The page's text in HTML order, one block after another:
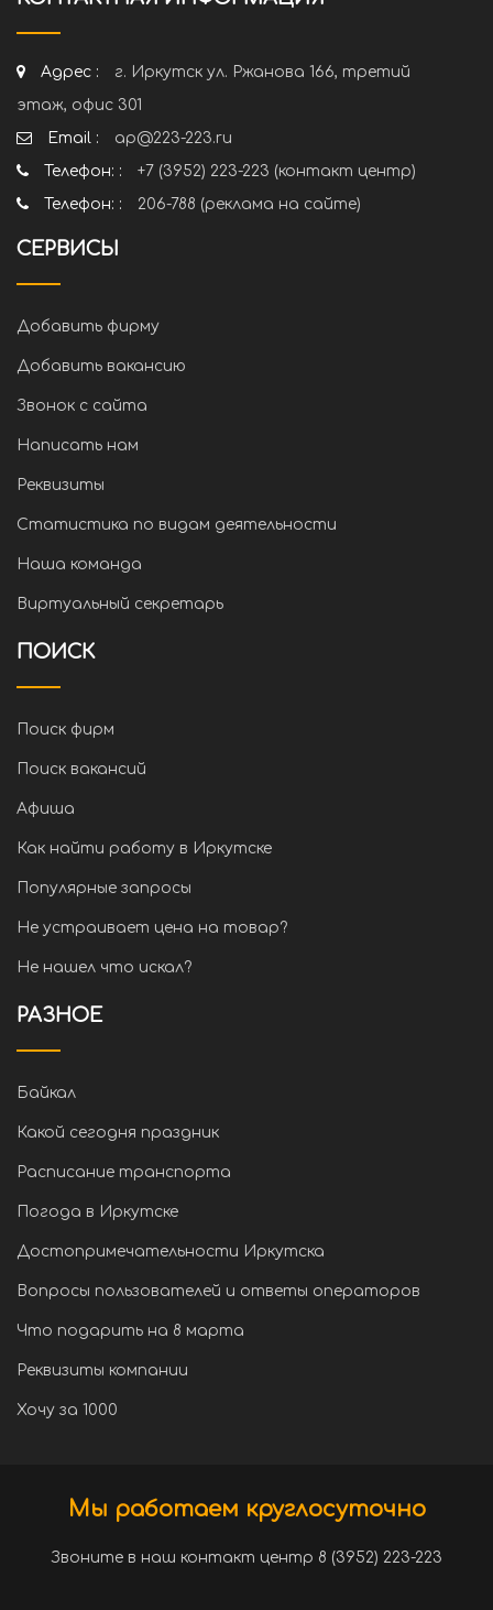
Адрес :
г. Иркутск ул. Ржанова 166, третий
этаж, офис 301
Email :
ap@223-223.ru
Телефон: :
+7 (3952) 223-223 (контакт центр)
Телефон: :
206-788 (реклама на сайте)
СЕРВИСЫ
Добавить фирму
Добавить вакансию
Звонок с сайта
Написать нам
Реквизиты
Статистика по видам деятельности
Наша команда
Виртуальный секретарь
ПОИСК
Поиск фирм
Поиск вакансий
Афиша
Как найти работу в Иркутске
Популярные запросы
Не устраивает цена на товар?
Не нашел что искал?
РАЗНОЕ
Байкал
Какой сегодня праздник
Расписание транспорта
Погода в Иркутске
Достопримечательности Иркутска
Вопросы пользователей и ответы операторов
Что подарить на 8 марта
Реквизиты компании
Хочу за 1000
Мы работаем круглосуточно
Звоните в наш контакт центр 8 (3952) 223-223